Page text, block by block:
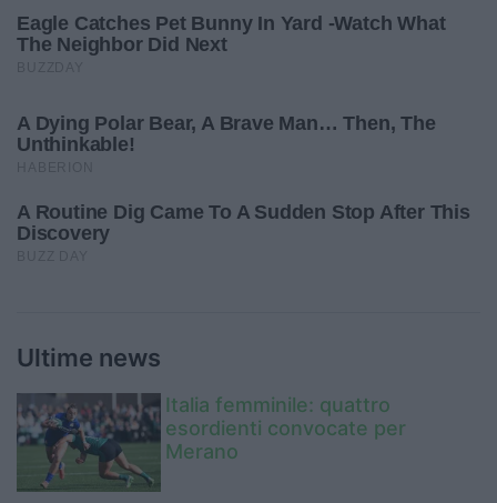
Ultime news
Italia femminile: quattro
esordienti convocate per
Merano